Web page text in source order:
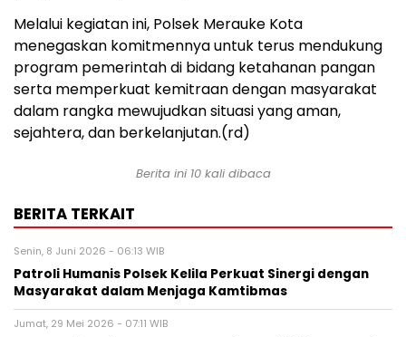
Melalui kegiatan ini, Polsek Merauke Kota
menegaskan komitmennya untuk terus mendukung
program pemerintah di bidang ketahanan pangan
serta memperkuat kemitraan dengan masyarakat
dalam rangka mewujudkan situasi yang aman,
sejahtera, dan berkelanjutan.(rd)
Berita ini 10 kali dibaca
BERITA TERKAIT
Senin, 8 Juni 2026 - 06:13 WIB
Patroli Humanis Polsek Kelila Perkuat Sinergi dengan
Masyarakat dalam Menjaga Kamtibmas
Jumat, 29 Mei 2026 - 07:11 WIB